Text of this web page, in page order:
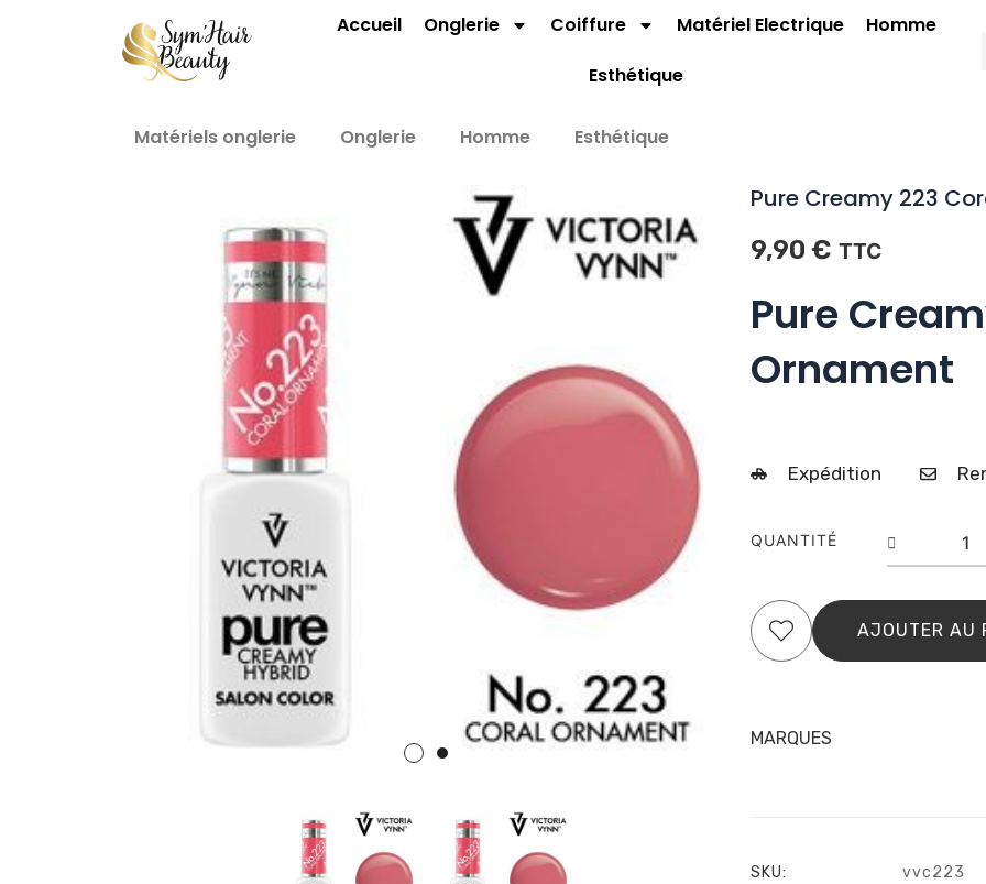
Accueil Onglerie Coiffure Matériel Electrique
Homme
Esthétique
Matériels onglerie Onglerie Homme Esthétique
Pure Creamy 223
9,90 € TTC
Pure
Ornament
Expédition
QUANTITÉ
Coral
AJOUTER AU
MARQUES
SKU: vvc223